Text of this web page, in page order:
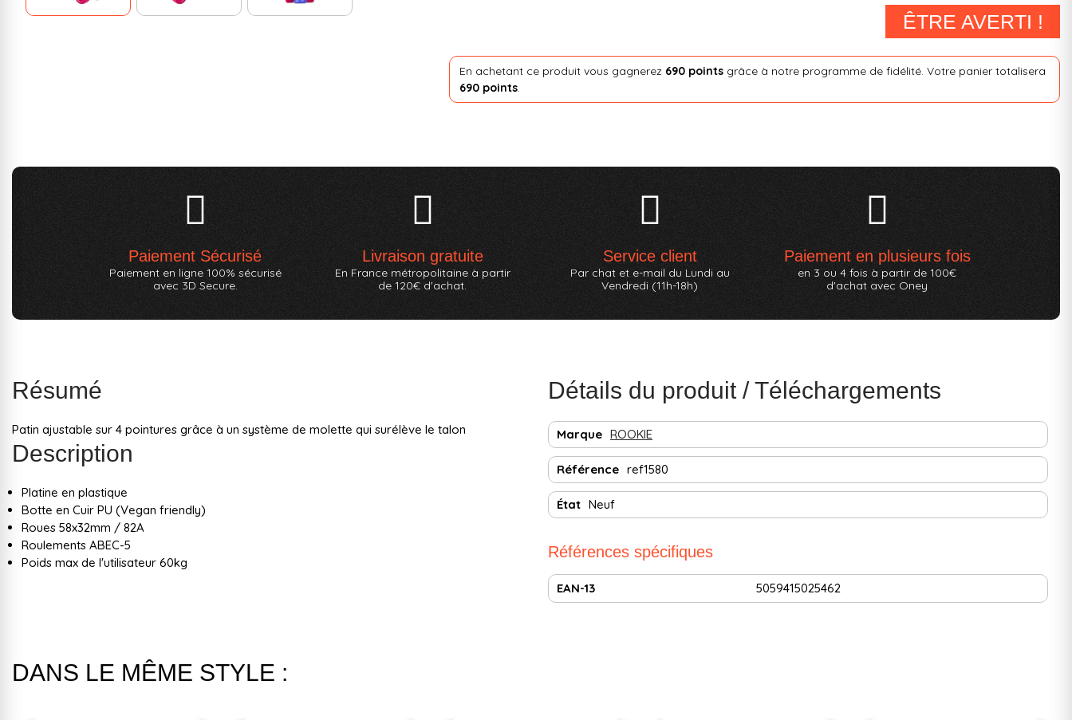
ÊTRE AVERTI !
En achetant ce produit vous gagnerez 690 points grâce à notre programme de fidélité. Votre panier totalisera
690 points.
Paiement Sécurisé
Paiement en ligne 100% sécurisé
avec 3D Secure.
Livraison gratuite
En France métropolitaine à partir
de 120€ d'achat.
Service client
Par chat et e-mail du Lundi au
Vendredi (11h-18h)
Paiement en plusieurs fois
en 3 ou 4 fois à partir de 100€
d'achat avec Oney
Résumé
Patin ajustable sur 4 pointures grâce à un système de molette qui surélève le talon
Description
Platine en plastique
Botte en Cuir PU (Vegan friendly)
Roues 58x32mm / 82A
Roulements ABEC-5
Poids max de l'utilisateur 60kg
Détails du produit / Téléchargements
Marque ROOKIE
Référence ref1580
État Neuf
Références spécifiques
EAN-13 5059415025462
DANS LE MÊME STYLE :